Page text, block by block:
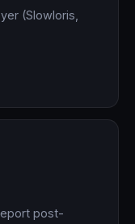
(Slowloris,
post-